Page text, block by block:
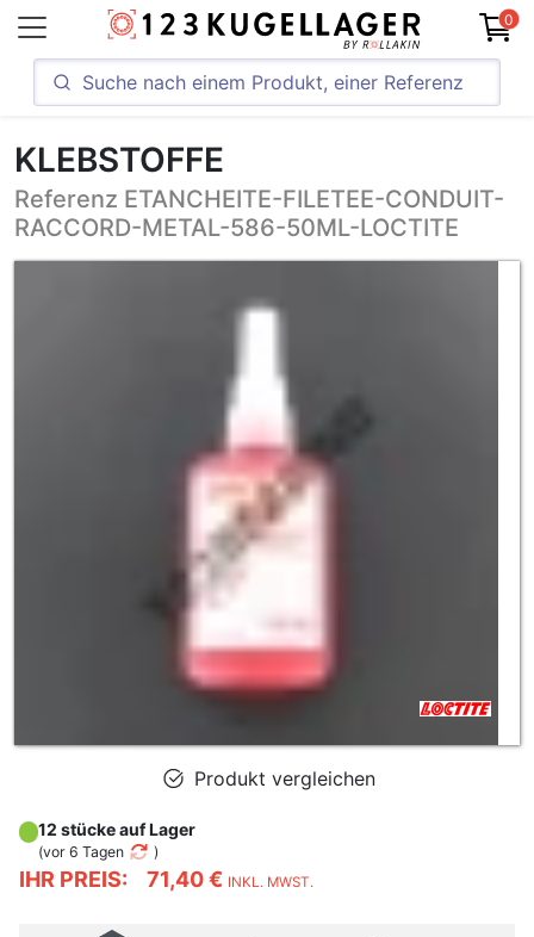
0
KLEBSTOFFE
Referenz ETANCHEITE-FILETEE-CONDUIT-
RACCORD-METAL-586-50ML-LOCTITE
Produkt vergleichen
IHR PREIS: 71,40 € INKL. MWST.
12 stücke auf Lager
(vor 6 Tagen )